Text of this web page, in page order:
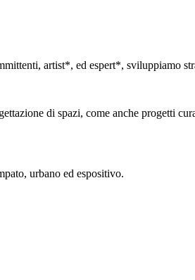
artist*, ed espert*, sviluppiamo
di spazi, come anche progetti
urbano ed espositivo.